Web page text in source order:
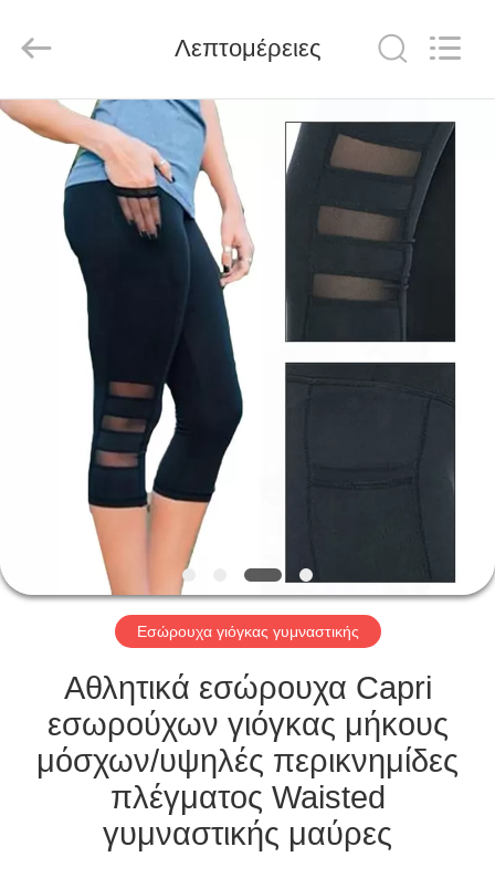
ΑΡΧΙΚΉ
ΣΕΛΊΔΑ
ΠΡΟΪΌΝΤΑ
ΣΧΕΤΙΚΆ
ΓΎΡΟΣ
ΕΡΓΟΣΤΑΣΊΩΝ
ΠΟΙΟΤΙΚΌΣ
ΈΛΕΓΧΟΣ
ΖΗΤΉΣΤΕ
ΈΝΑ
ΑΠΌΣΠΑΣΜΑ
SITEMAP
Co.,
Reserved.
Λεπτομέρειες
Εσώρουχα γιόγκας γυμναστικής
Αθλητικά εσώρουχα Capri
εσωρούχων γιόγκας μήκους
μόσχων/υψηλές περικνημίδες
πλέγματος Waisted
γυμναστικής μαύρες